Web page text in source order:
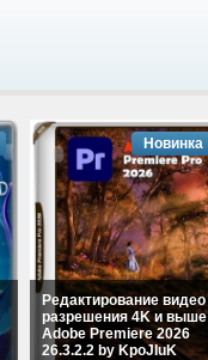
Редактирование видео
разрешения 4K и выше
Adobe Premiere 2026
26.3.2.2 by KpoJIuK
Новинка